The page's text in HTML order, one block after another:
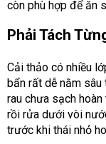
còn phù hợp để ăn
Phải Tách
Cải thảo có nhiều
bẩn rất dễ nằm sâu
rau chưa sạch
rồi rửa dưới vòi
trước khi thái nhỏ